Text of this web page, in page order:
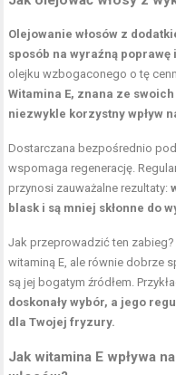
Olejowanie włosów z
sposób na wyraźną poprawę
olejku wzbogaconego o tę
Witamina E, znana ze
niezwykle korzystny wpływ
Dostarczana bezpośrednio
wspomaga regenerację.
przynosi zauważalne rezultaty:
blask i są mniej skłonne do
Jak przeprowadzić ten
witaminą E, ale równie dobrze
są jej bogatym źródłem.
doskonały wybór, a jego
dla Twojej fryzury.
Jak witamina E wpływa